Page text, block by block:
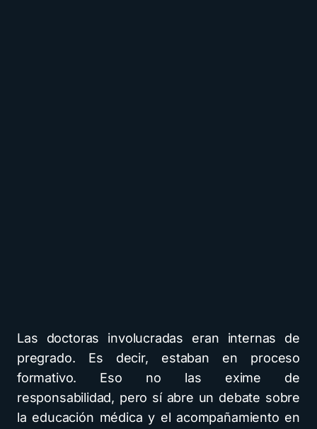
Las doctoras involucradas eran internas de
pregrado. Es decir, estaban en proceso
formativo. Eso no las exime de
responsabilidad, pero sí abre un debate sobre
la educación médica y el acompañamiento en